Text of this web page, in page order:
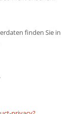
finden Sie in